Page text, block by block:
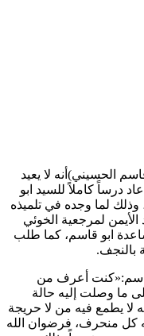
الحسيني)أنه لا يعيد
درساً كاملاً للسيد ابو
لما وجده في تلميذه
لمرجعية الخوئي
ابو قاسم، كما طلب
أعرف من
ما وصلت إليه حالة
يطمع فيه من لا حريجة
منحرف، فرضوان الله